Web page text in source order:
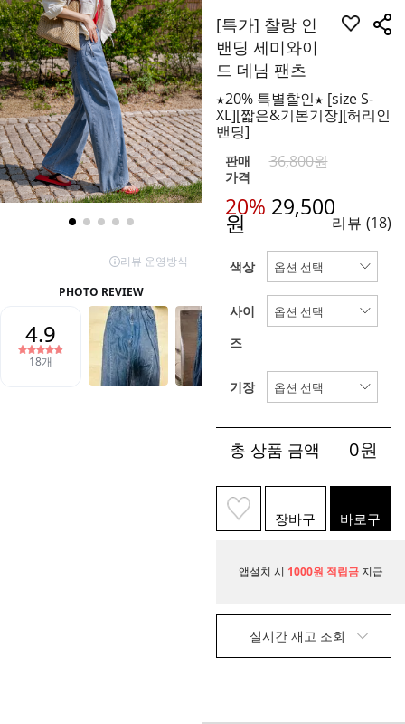
[특가] 찰랑 인
밴딩 세미와이
드 데님 팬츠
★20% 특별할인★ [size S-
XL][짧은&기본기장][허리인
밴딩]
판매
가격
36,800원
20% 29,500
원 리뷰 (18)
색상
사이
즈
기장
총 상품 금액 0원
장바구
니
바로구
매
앱설치 시 1000원 적립금 지급
실시간 재고 조회